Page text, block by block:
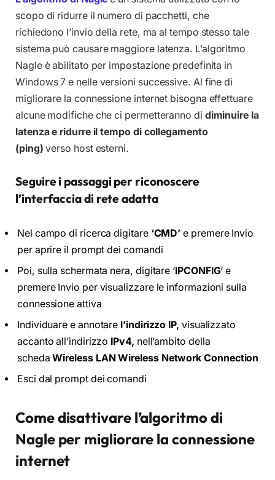
scopo di ridurre il numero di pacchetti, che
richiedono l’invio della rete, ma al tempo stesso tale
sistema può causare maggiore latenza. L’algoritmo
Nagle è abilitato per impostazione predefinita in
Windows 7 e nelle versioni successive. Al fine di
migliorare la connessione internet bisogna effettuare
alcune modifiche che ci permetteranno di diminuire la
latenza e ridurre il tempo di collegamento
(ping) verso host esterni.
Seguire i passaggi per riconoscere
l’interfaccia di rete adatta
Nel campo di ricerca digitare ‘CMD’ e premere Invio
per aprire il prompt dei comandi
Poi, sulla schermata nera, digitare ‘IPCONFIG‘ e
premere Invio per visualizzare le informazioni sulla
connessione attiva
Individuare e annotare l’indirizzo IP, visualizzato
accanto all’indirizzo IPv4, nell’ambito della
schedaWireless LAN Wireless Network Connection
Esci dal prompt dei comandi
Come disattivare l’algoritmo di
Nagle per migliorare la connessione
internet